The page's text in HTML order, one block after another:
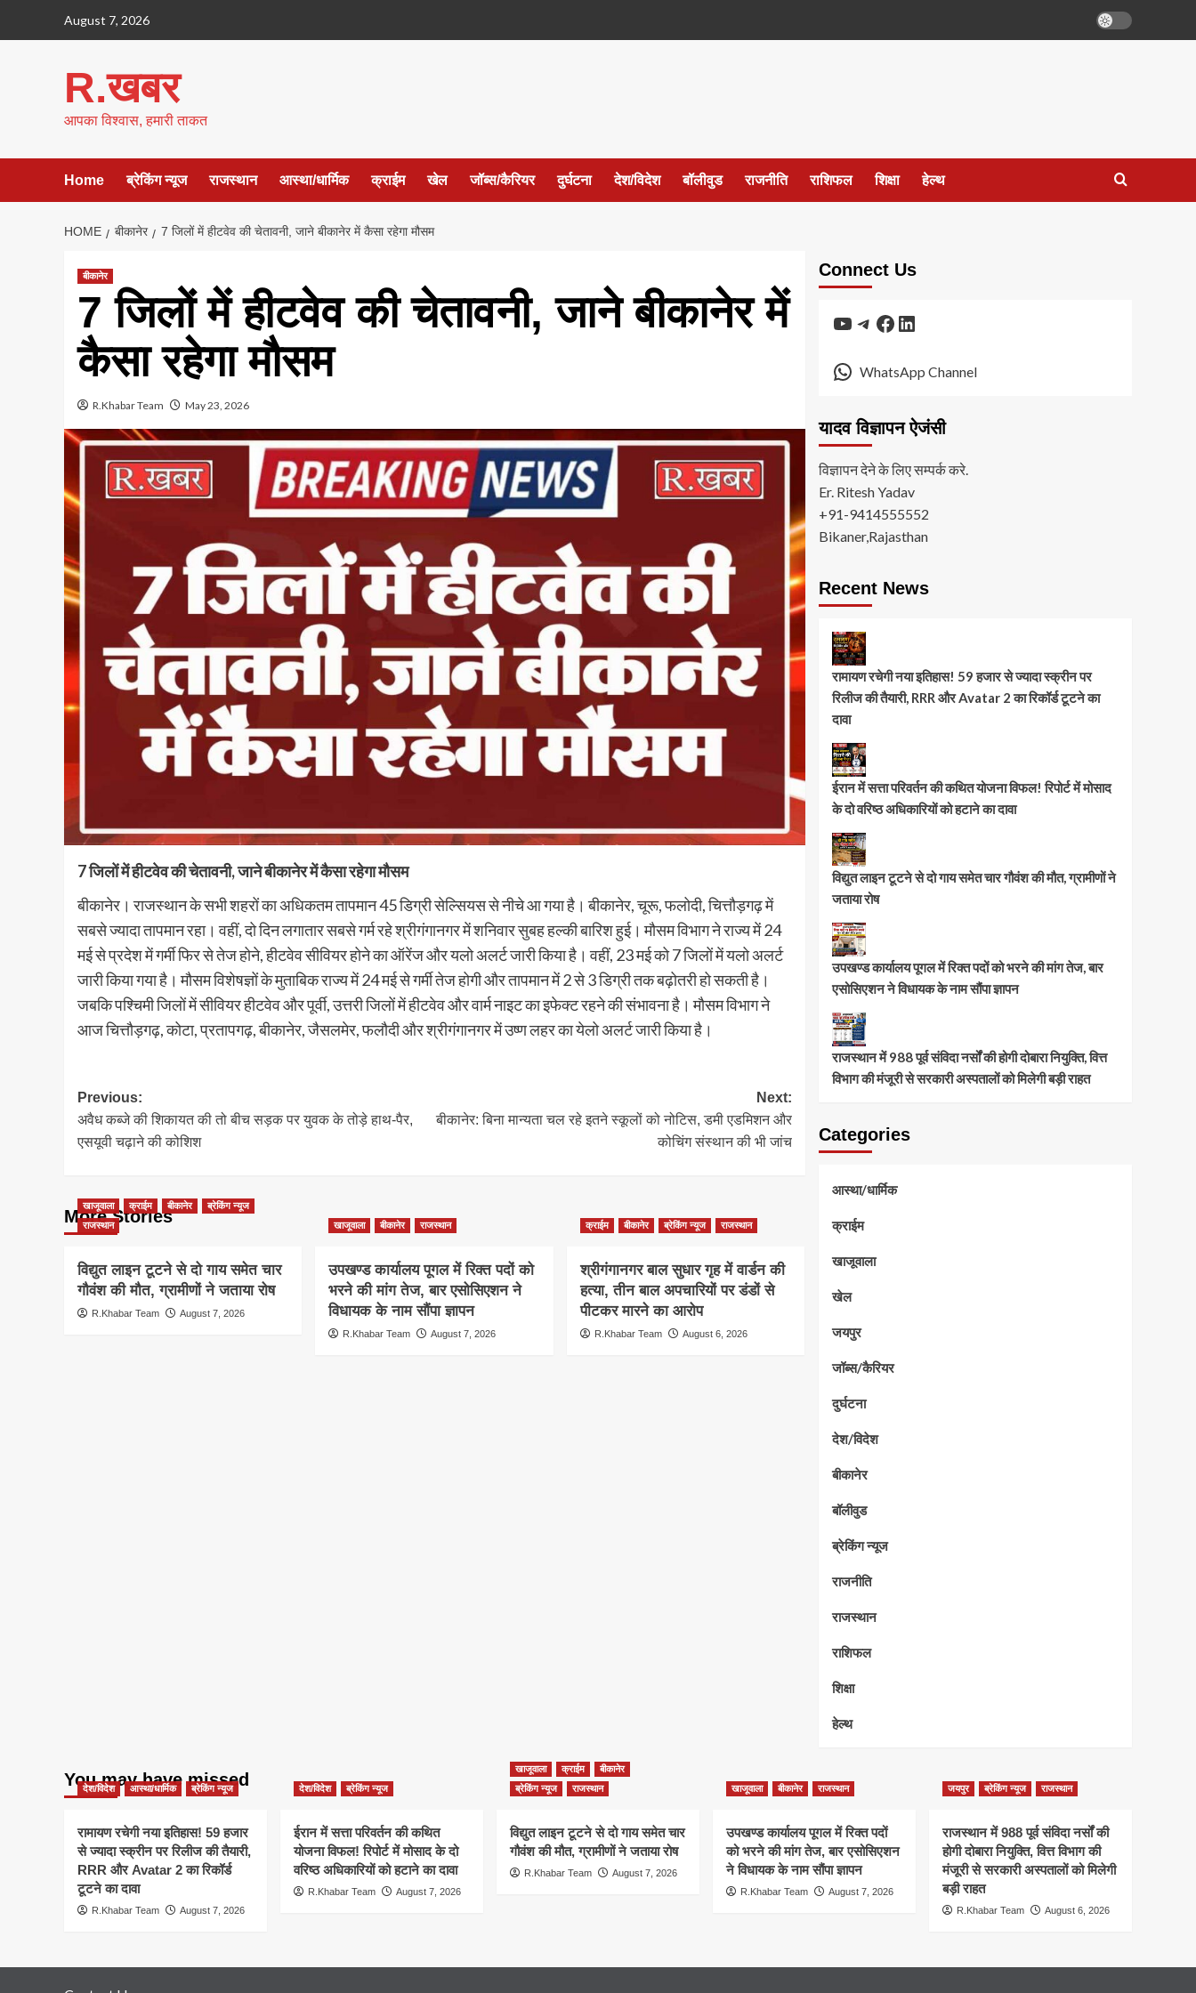
August 7, 2026
R.खबर
आपका विश्वास, हमारी ताकत
Home ब्रेकिंग न्यूज राजस्थान आस्था/धार्मिक क्राईम खेल जॉब्स/कैरियर दुर्घटना देश/विदेश बॉलीवुड राजनीति राशिफल शिक्षा हेल्थ
HOME बीकानेर 7 जिलों में हीटवेव की चेतावनी, जाने बीकानेर में कैसा रहेगा मौसम
बीकानेर
7 जिलों में हीटवेव की चेतावनी, जाने बीकानेर में
कैसा रहेगा मौसम
R.Khabar Team May 23, 2026
7 जिलों में हीटवेव की चेतावनी, जाने बीकानेर में कैसा रहेगा मौसम
बीकानेर। राजस्थान के सभी शहरों का अधिकतम तापमान 45 डिग्री सेल्सियस से नीचे आ गया है। बीकानेर, चूरू, फलोदी, चित्तौड़गढ़ में
सबसे ज्यादा तापमान रहा। वहीं, दो दिन लगातार सबसे गर्म रहे श्रीगंगानगर में शनिवार सुबह हल्की बारिश हुई। मौसम विभाग ने राज्य में 24
मई से प्रदेश में गर्मी ​फिर से तेज होने, हीटवेव सीवियर होने का ऑरेंज और यलो अलर्ट जारी किया है। वहीं, 23 मई को 7 जिलों में यलो अलर्ट
जारी किया गया है। मौसम विशेषज्ञों के मुताबिक राज्य में 24 मई से गर्मी तेज होगी और तापमान में 2 से 3 डिग्री तक बढ़ोतरी हो सकती है।
जबकि पश्चिमी जिलों में सीवियर हीटवेव और पूर्वी, उत्तरी जिलों में हीटवेव और वार्म नाइट का इफेक्ट रहने की संभावना है। मौसम विभाग ने
आज चित्तौड़गढ़, कोटा, प्रतापगढ़, बीकानेर, जैसलमेर, फलौदी और श्रीगंगानगर में उष्ण लहर का येलो अलर्ट जारी किया है।
Post
navigation
Previous:
अवैध कब्जे की शिकायत की तो बीच सड़क पर युवक के तोड़े हाथ-पैर,
एसयूवी चढ़ाने की कोशिश
Next:
बीकानेर: बिना मान्यता चल रहे इतने स्कूलों को नोटिस, डमी एडमिशन और
कोचिंग संस्थान की भी जांच
More Stories
खाजूवाला क्राईम बीकानेर
ब्रेकिंग न्यूज
राजस्थान
विद्युत लाइन टूटने से दो गाय समेत चार
गौवंश की मौत, ग्रामीणों ने जताया रोष
R.Khabar Team August 7, 2026
खाजूवाला बीकानेर राजस्थान
उपखण्ड कार्यालय पूगल में रिक्त पदों को
भरने की मांग तेज, बार एसोसिएशन ने
विधायक के नाम सौंपा ज्ञापन
R.Khabar Team August 7, 2026
क्राईम बीकानेर ब्रेकिंग न्यूज राजस्थान
श्रीगंगानगर बाल सुधार गृह में वार्डन की
हत्या, तीन बाल अपचारियों पर डंडों से
पीटकर मारने का आरोप
R.Khabar Team August 6, 2026
Connect Us
YouTube
Telegram
Facebook
LinkedIn
WhatsApp Channel
यादव विज्ञापन ऐजंसी
विज्ञापन देने के लिए सम्पर्क करे.
Er. Ritesh Yadav
+91-9414555552
Bikaner,Rajasthan
Recent News
रामायण रचेगी नया इतिहास! 59 हजार से ज्यादा स्क्रीन पर
रिलीज की तैयारी, RRR और Avatar 2 का रिकॉर्ड टूटने का
दावा
ईरान में सत्ता परिवर्तन की कथित योजना विफल! रिपोर्ट में मोसाद
के दो वरिष्ठ अधिकारियों को हटाने का दावा
विद्युत लाइन टूटने से दो गाय समेत चार गौवंश की मौत, ग्रामीणों ने
जताया रोष
उपखण्ड कार्यालय पूगल में रिक्त पदों को भरने की मांग तेज, बार
एसोसिएशन ने विधायक के नाम सौंपा ज्ञापन
राजस्थान में 988 पूर्व संविदा नर्सों की होगी दोबारा नियुक्ति, वित्त
विभाग की मंजूरी से सरकारी अस्पतालों को मिलेगी बड़ी राहत
Categories
आस्था/धार्मिक
क्राईम
खाजूवाला
खेल
जयपुर
जॉब्स/कैरियर
दुर्घटना
देश/विदेश
बीकानेर
बॉलीवुड
ब्रेकिंग न्यूज
राजनीति
राजस्थान
राशिफल
शिक्षा
हेल्थ
You may have missed
देश/विदेश आस्था/धार्मिक ब्रेकिंग न्यूज
रामायण रचेगी नया इतिहास! 59 हजार
से ज्यादा स्क्रीन पर रिलीज की तैयारी,
RRR और Avatar 2 का रिकॉर्ड
टूटने का दावा
R.Khabar Team August 7, 2026
देश/विदेश ब्रेकिंग न्यूज
ईरान में सत्ता परिवर्तन की कथित
योजना विफल! रिपोर्ट में मोसाद के दो
वरिष्ठ अधिकारियों को हटाने का दावा
R.Khabar Team August 7, 2026
खाजूवाला क्राईम
बीकानेर
ब्रेकिंग न्यूज
राजस्थान
विद्युत लाइन टूटने से दो गाय समेत चार
गौवंश की मौत, ग्रामीणों ने जताया रोष
R.Khabar Team August 7, 2026
खाजूवाला बीकानेर राजस्थान
उपखण्ड कार्यालय पूगल में रिक्त पदों
को भरने की मांग तेज, बार एसोसिएशन
ने विधायक के नाम सौंपा ज्ञापन
R.Khabar Team August 7, 2026
जयपुर ब्रेकिंग न्यूज राजस्थान
राजस्थान में 988 पूर्व संविदा नर्सों की
होगी दोबारा नियुक्ति, वित्त विभाग की
मंजूरी से सरकारी अस्पतालों को मिलेगी
बड़ी राहत
R.Khabar Team August 6, 2026